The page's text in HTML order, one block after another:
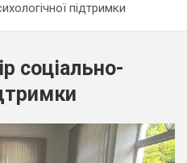
підтримки
соціально-